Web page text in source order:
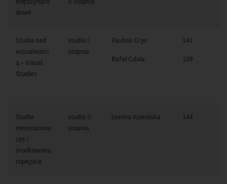
dowe
Studia nad
wizualności
ą – Visual
Studies
studia I
stopnia
Paulina Gryc
Rafał Gdula
141
139
Studia
niemcoznaw
cze i
środkowoeu
ropejskie
studia II
stopnia
Joanna Kowalska 144